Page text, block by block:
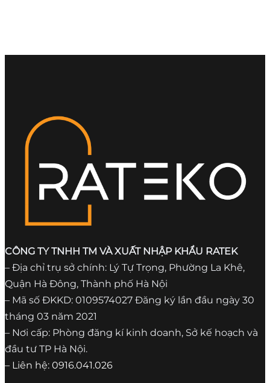
CÔNG TY TNHH TM VÀ XUẤT NHẬP KHẨU RATEK
– Địa chỉ trụ sở chính: Lý Tự Trọng, Phường La Khê,
Quận Hà Đông, Thành phố Hà Nội
– Mã số ĐKKD: 0109574027 Đăng ký lần đầu ngày 30
tháng 03 năm 2021
– Nơi cấp: Phòng đăng kí kinh doanh, Sở kế hoạch và
đầu tư TP Hà Nội.
– Liên hệ: 0916.041.026